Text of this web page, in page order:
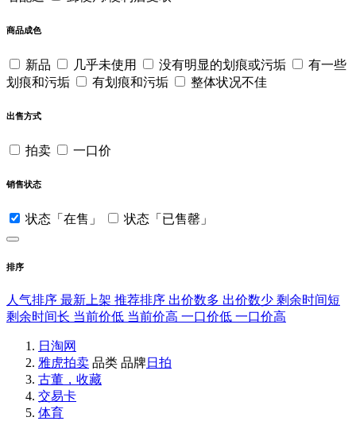
商品成色
新品 几乎未使用 没有明显的划痕或污垢
有一些
划痕和污垢
有划痕和污垢 整体状况不佳
出售方式
拍卖 一口价
销售状态
状态「在售」 状态「已售罄」
排序
人气排序 最新上架 推荐排序 出价数多 出价数少 剩余时间短
剩余时间长 当前价低 当前价高 一口价低 一口价高
日淘网
雅虎拍卖 品类 品牌日拍
古董，收藏
交易卡
体育